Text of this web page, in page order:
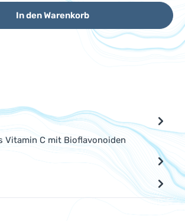
In den Warenkorb
Vitamin C mit Bioflavonoiden